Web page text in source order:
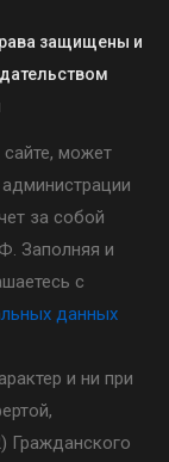
защищены и
может
за собой
Заполняя и
с
данных
и ни при
Гражданского